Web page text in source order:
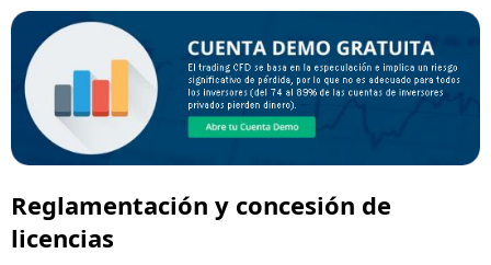
Reglamentación y concesión de
licencias